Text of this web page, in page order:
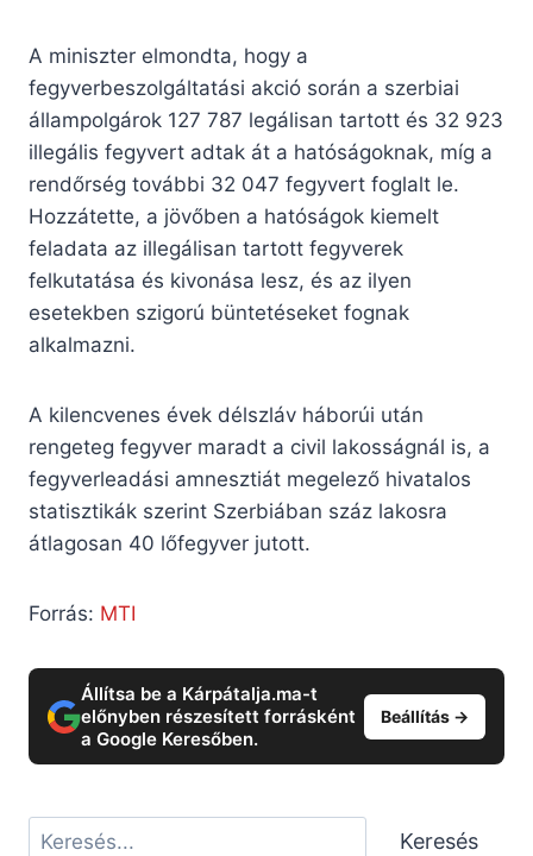
A miniszter elmondta, hogy a
fegyverbeszolgáltatási akció során a szerbiai
állampolgárok 127 787 legálisan tartott és 32 923
illegális fegyvert adtak át a hatóságoknak, míg a
rendőrség további 32 047 fegyvert foglalt le.
Hozzátette, a jövőben a hatóságok kiemelt
feladata az illegálisan tartott fegyverek
felkutatása és kivonása lesz, és az ilyen
esetekben szigorú büntetéseket fognak
alkalmazni.
A kilencvenes évek délszláv háborúi után
rengeteg fegyver maradt a civil lakosságnál is, a
fegyverleadási amnesztiát megelező hivatalos
statisztikák szerint Szerbiában száz lakosra
átlagosan 40 lőfegyver jutott.
Forrás: MTI
Állítsa be a Kárpátalja.ma-t
előnyben részesített forrásként
a Google Keresőben.
Beállítás →
Keresés Keresés